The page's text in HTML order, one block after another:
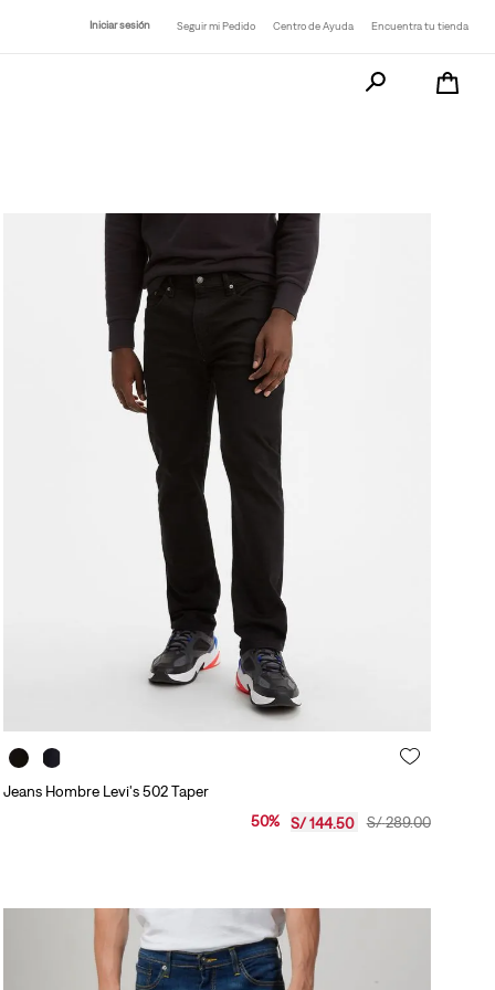
Iniciar sesión Seguir mi Pedido Centro de Ayuda Encuentra tu tienda
Busca tu producto
Jeans Hombre Levi's 502 Taper
S/289.00
50% S/144.50